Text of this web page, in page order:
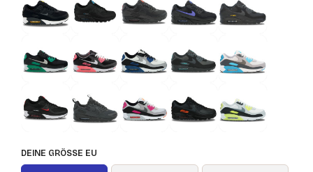
DEINE GRÖSSE EU